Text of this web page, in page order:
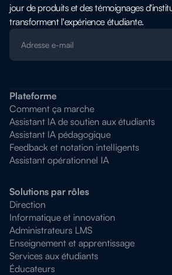
jour de produits et des témoignages
transforment l'expérience étudiante.
Plateforme
Comment ça marche
Assistant IA de soutien aux étudiants
Assistant IA pédagogique
Feedback et notation intelligents
Assistant opérationnel IA
Solutions par rôles
Direction
Informatique et innovation
Administrateurs LMS
Enseignement et apprentissage
Services aux étudiants
Éducateurs